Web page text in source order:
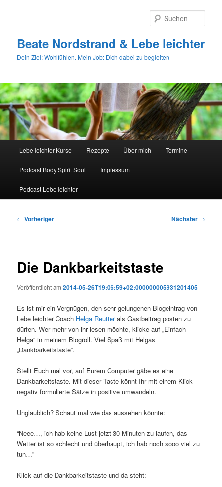
Beate Nordstrand & Lebe leichter
Dein Ziel: Wohlfühlen. Mein Job: Dich dabei zu begleiten
Lebe leichter Kurse Rezepte Über mich Termine
Podcast Body Spirit Soul Impressum
Podcast Lebe leichter
Beitragsnavigation
← Vorheriger Nächster →
Die Dankbarkeitstaste
Veröffentlicht am2014-05-26T19:06:59+02:000000005931201405
Es ist mir ein Vergnügen, den sehr gelungenen Blogeintrag von
Lebe leichter Coach Helga Reutterals Gastbeitrag posten zu
dürfen. Wer mehr von ihr lesen möchte, klicke auf „Einfach
Helga“ in meinem Blogroll. Viel Spaß mit Helgas
„Dankbarkeitstaste“.
Stellt Euch mal vor, auf Eurem Computer gäbe es eine
Dankbarkeitstaste. Mit dieser Taste könnt Ihr mit einem Klick
negativ formulierte Sätze in positive umwandeln.
Unglaublich? Schaut mal wie das aussehen könnte:
“Neee…, ich hab keine Lust jetzt 30 Minuten zu laufen, das
Wetter ist so schlecht und überhaupt, ich hab noch sooo viel zu
tun…”
Klick auf die Dankbarkeitstaste und da steht: